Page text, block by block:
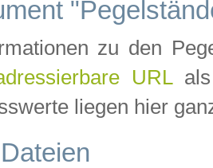
zu den
URLals
liegen hier